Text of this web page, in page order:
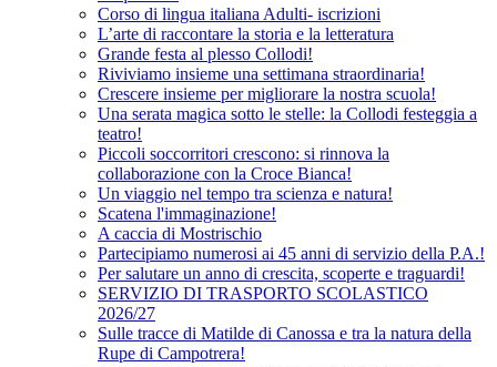
Corso di lingua italiana Adulti- iscrizioni
L’arte di raccontare la storia e la letteratura
Grande festa al plesso Collodi!
Riviviamo insieme una settimana straordinaria!
Crescere insieme per migliorare la nostra scuola!
Una serata magica sotto le stelle: la Collodi festeggia a
teatro!
Piccoli soccorritori crescono: si rinnova la
collaborazione con la Croce Bianca!
Un viaggio nel tempo tra scienza e natura!
Scatena l'immaginazione!
A caccia di Mostrischio
Partecipiamo numerosi ai 45 anni di servizio della P.A.!
Per salutare un anno di crescita, scoperte e traguardi!
SERVIZIO DI TRASPORTO SCOLASTICO
2026/27
Sulle tracce di Matilde di Canossa e tra la natura della
Rupe di Campotrera!